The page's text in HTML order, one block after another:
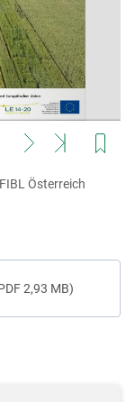
Österreich
2,93 MB